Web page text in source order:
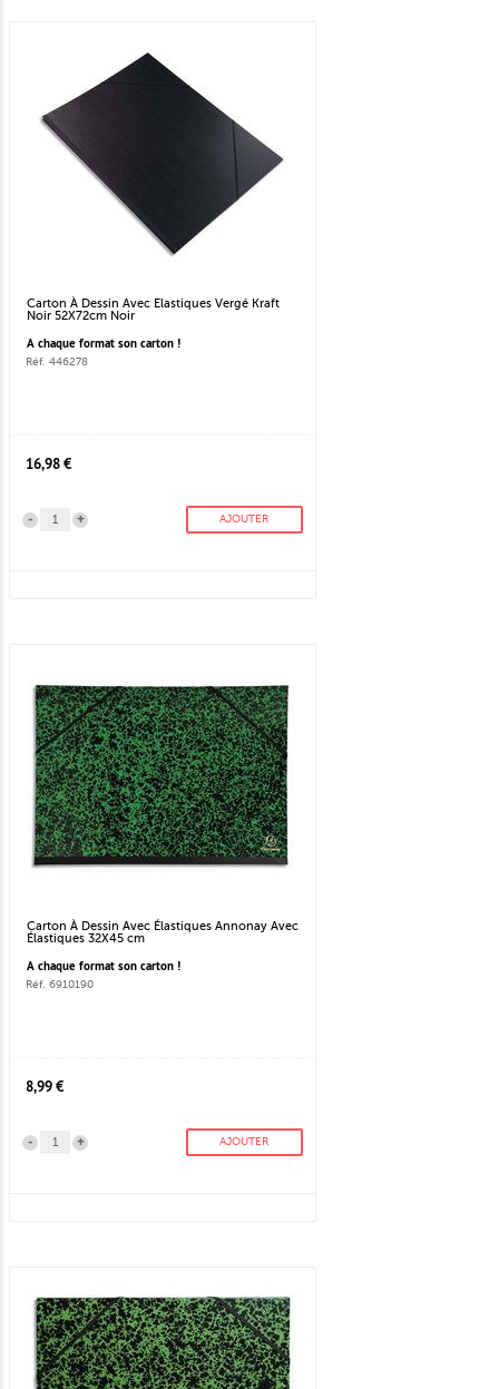
Carton À Dessin Avec Elastiques Vergé Kraft
Noir 52X72cm Noir
A chaque format son carton !
Réf. 446278
16,98 €
+
- AJOUTER
Carton À Dessin Avec Élastiques Annonay Avec
Élastiques 32X45 cm
A chaque format son carton !
Réf. 6910190
8,99 €
+
- AJOUTER